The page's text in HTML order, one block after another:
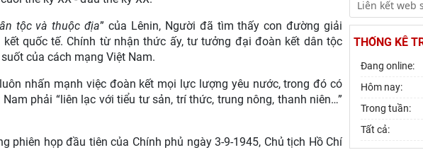
tộc và thuộc địa” của Lênin, Người đã tìm thấy con đường giải
quốc tế. Chính từ nhận thức ấy, tư tưởng đại đoàn kết dân tộc
của cách mạng Việt Nam.
nhấn mạnh việc đoàn kết mọi lực lượng yêu nước, trong đó có
phải “liên lạc với tiểu tư sản, trí thức, trung nông, thanh niên…”
phiên họp đầu tiên của Chính phủ ngày 3-9-1945, Chủ tịch Hồ Chí
THỐNG KÊ
Đang online:
Hôm nay:
Trong tuần:
Tất cả: